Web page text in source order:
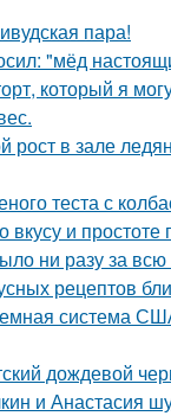
пара!
"мёд
который я
рост в зале
теста с
и простоте
ни разу за
рецептов
система
дождевой
и Анастасия